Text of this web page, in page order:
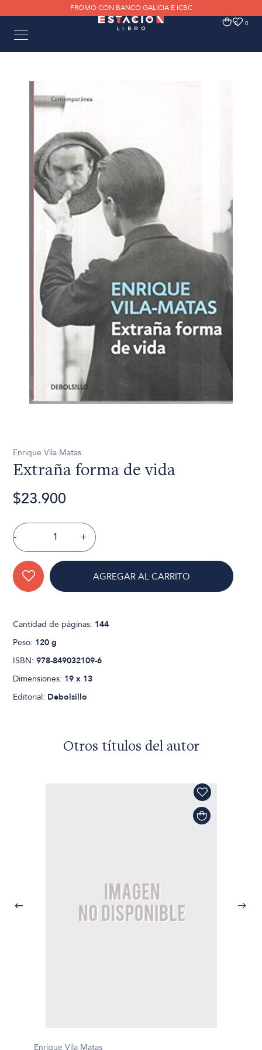
PROMO CON BANCO GALICIA E ICBC
0 0
Enrique Vila Matas
Extraña forma de vida
$23.900
- +
AGREGAR AL CARRITO
Cantidad de páginas: 144
Peso: 120 g
ISBN:978-849032109-6
Dimensiones: 19 x 13
Editorial: Debolsillo
Otros títulos del autor
Enrique Vila Matas